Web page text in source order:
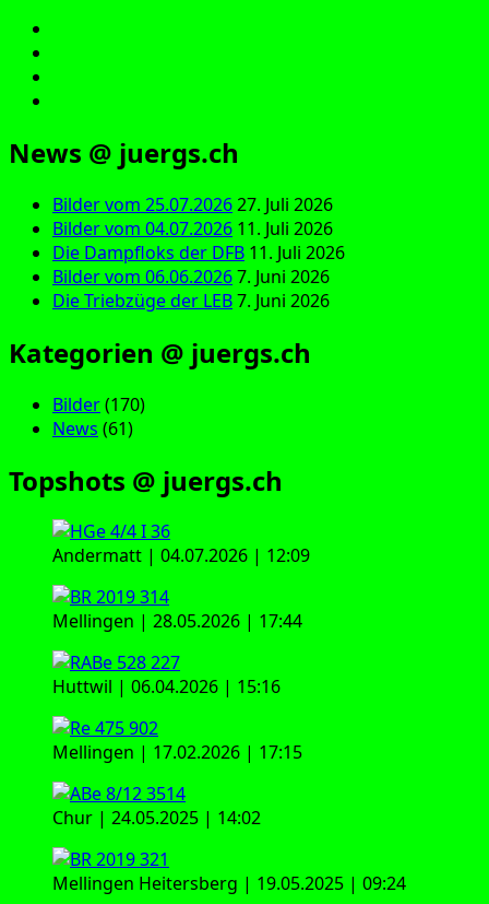
News @ juergs.ch
Bilder vom 25.07.202627. Juli 2026
Bilder vom 04.07.2026 11. Juli 2026
Die Dampfloks der DFB 11. Juli 2026
Bilder vom 06.06.20267. Juni 2026
Die Triebzüge der LEB7. Juni 2026
Kategorien @ juergs.ch
Bilder(170)
News (61)
Topshots @ juergs.ch
Andermatt | 04.07.2026 | 12:09
Mellingen | 28.05.2026 | 17:44
Huttwil | 06.04.2026 | 15:16
Mellingen | 17.02.2026 | 17:15
Chur | 24.05.2025 | 14:02
Mellingen Heitersberg | 19.05.2025 | 09:24